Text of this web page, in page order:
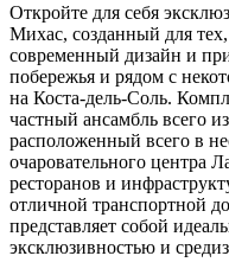
Откройте для себя
Михас, созданный для
современный дизайн и
побережья и рядом с
на Коста-дель-Соль.
частный ансамбль всего
расположенный всего в
очаровательного центра
ресторанов и
отличной транспортной
представляет собой
эксклюзивностью и